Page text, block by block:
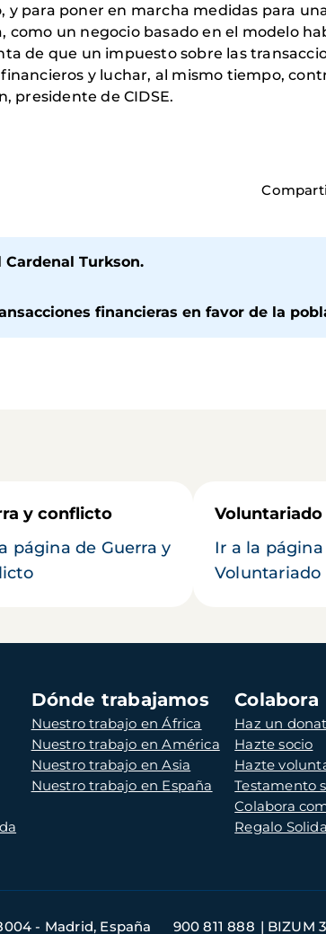
para poner en marcha medidas para
un negocio basado en el modelo
de que un impuesto sobre las
y luchar, al mismo tiempo,
presidente de CIDSE.
Turkson.
financieras en favor de la
y conflicto
página de Guerra y
Voluntariado
Ir a la
Voluntariado
Dónde trabajamos
Nuestro trabajo en África
Nuestro trabajo en América
Nuestro trabajo en Asia
Nuestro trabajo en España
Colabora
Haz un
Hazte socio
Hazte
Testamento
Colabora
Regalo
- Madrid, España 900 811 888 BIZUM